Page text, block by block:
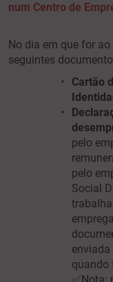
num Centro de
No dia em que for
seguintes
Cartão
pelo
pelo
Social
enviada
quando